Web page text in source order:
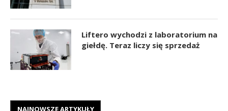
Liftero wychodzi z laboratorium na
giełdę. Teraz liczy się sprzedaż
NAJNOWSZE ARTYKUŁY